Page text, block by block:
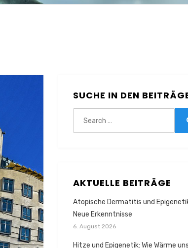
SUCHE IN DEN
AKTUELLE BEITRÄGE
Atopische Dermatitis und
Neue Erkenntnisse
6. August 2026
Hitze und Epigenetik: Wie Wärme